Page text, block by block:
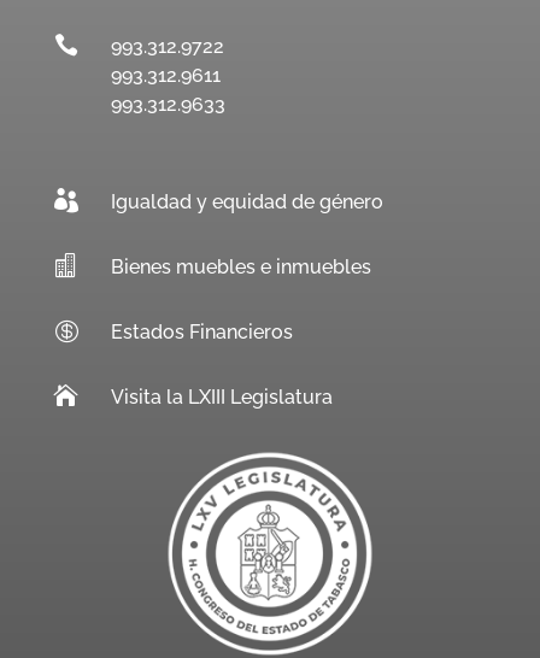

993.312.9722
993.312.9611
993.312.9633
 Igualdad y equidad de género
 Bienes muebles e inmuebles
 Estados Financieros
 Visita la LXIII Legislatura